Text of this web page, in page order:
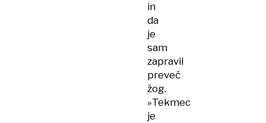
in
da
je
sam
zapravil
preveč
žog.
»Tekmec
je